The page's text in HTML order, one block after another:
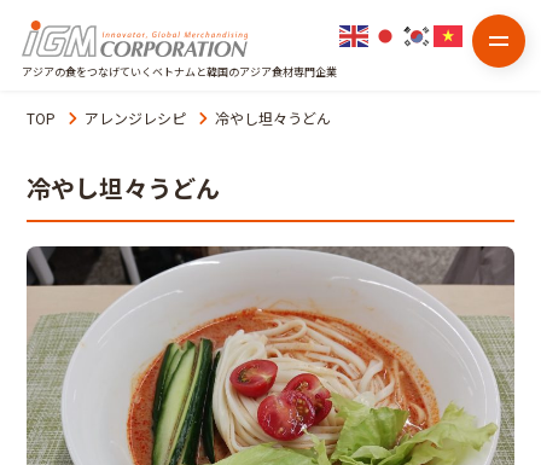
アジアの食をつなげていくベトナムと韓国のアジア食材専門企業
TOP アレンジレシピ 冷やし坦々うどん
冷やし坦々うどん